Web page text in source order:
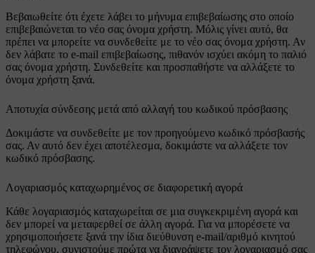
Βεβαιωθείτε ότι έχετε λάβει το μήνυμα επιβεβαίωσης στο οποίο
επιβεβαιώνεται το νέο σας όνομα χρήστη. Μόλις γίνει αυτό, θα
πρέπει να μπορείτε να συνδεθείτε με το νέο σας όνομα χρήστη. Αν
δεν λάβατε το e-mail επιβεβαίωσης, πιθανόν ισχύει ακόμη το παλιό
σας όνομα χρήστη. Συνδεθείτε και προσπαθήστε να αλλάξετε το
όνομα χρήστη ξανά.
Αποτυχία σύνδεσης μετά από αλλαγή του κωδικού πρόσβασης
Δοκιμάστε να συνδεθείτε με τον προηγούμενο κωδικό πρόσβασής
σας. Αν αυτό δεν έχει αποτέλεσμα, δοκιμάστε να αλλάξετε τον
κωδικό πρόσβασης.
Λογαριασμός καταχωρημένος σε διαφορετική αγορά
Κάθε λογαριασμός καταχωρείται σε μια συγκεκριμένη αγορά και
δεν μπορεί να μεταφερθεί σε άλλη αγορά. Για να μπορέσετε να
χρησιμοποιήσετε ξανά την ίδια διεύθυνση e-mail/αριθμό κινητού
τηλεφώνου, συνιστούμε πρώτα να διαγράψετε τον λογαριασμό σας